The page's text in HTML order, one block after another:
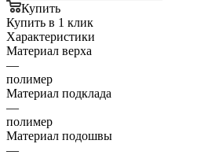
Купить
Купить в 1 клик
Характеристики
Материал верха
—
полимер
Материал подклада
—
полимер
Материал подошвы
—